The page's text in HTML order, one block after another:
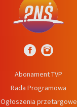
Abonament TVP
Rada Programowa
Ogłoszenia przetargowe